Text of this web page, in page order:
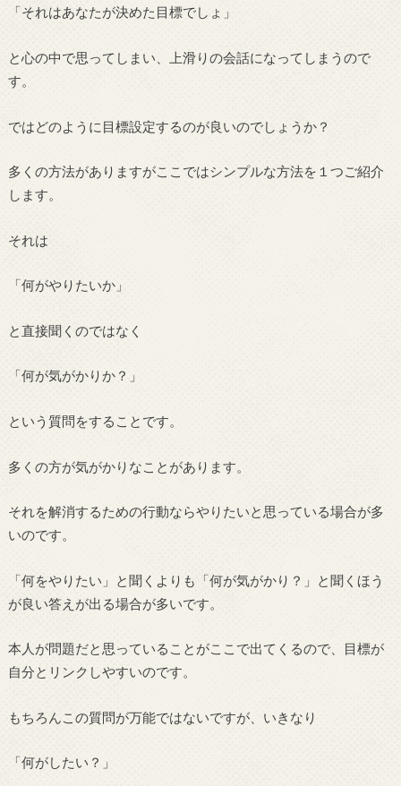
「それはあなたが決めた目標でしょ」
と心の中で思ってしまい、上滑りの会話になってしまうので
す。
ではどのように目標設定するのが良いのでしょうか？
多くの方法がありますがここではシンプルな方法を１つご紹介
します。
それは
「何がやりたいか」
と直接聞くのではなく
「何が気がかりか？」
という質問をすることです。
多くの方が気がかりなことがあります。
それを解消するための行動ならやりたいと思っている場合が多
いのです。
「何をやりたい」と聞くよりも「何が気がかり？」と聞くほう
が良い答えが出る場合が多いです。
本人が問題だと思っていることがここで出てくるので、目標が
自分とリンクしやすいのです。
もちろんこの質問が万能ではないですが、いきなり
「何がしたい？」